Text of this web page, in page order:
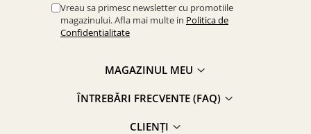
Vreau sa primesc newsletter cu promotiile
magazinului. Afla mai multe in Politica de
Confidentialitate
MAGAZINUL MEU
ÎNTREBĂRI FRECVENTE (FAQ)
CLIENȚI